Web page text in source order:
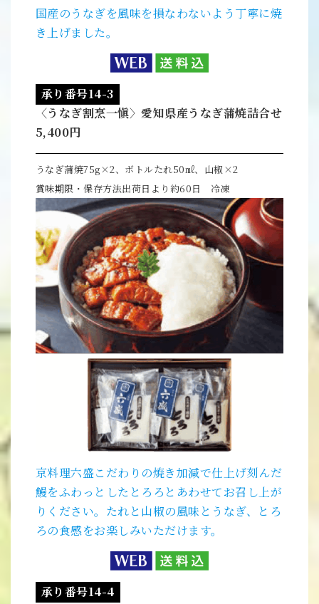
国産のうなぎを風味を損なわないよう丁寧に焼
き上げました。
承り番号14-3
〈うなぎ割烹一愼〉愛知県産うなぎ蒲焼詰合せ
5,400円
うなぎ蒲焼75g×2、ボトルたれ50㎖、山椒×2
賞味期限・保存方法出荷日より約60日 冷凍
京料理六盛こだわりの焼き加減で仕上げ刻んだ
鰻をふわっとしたとろろとあわせてお召し上が
りください。たれと山椒の風味とうなぎ、とろ
ろの食感をお楽しみいただけます。
承り番号14-4